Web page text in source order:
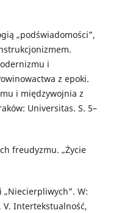
„podświadomości”,
i
z epoki.
i międzywojnia z
Universitas. S. 5–
freudyzmu. „Życie
„Niecierpliwych”. W:
V. Intertekstualność,